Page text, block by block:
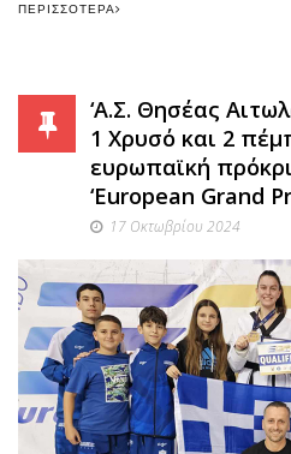
ΠΕΡΙΣΣΌΤΕΡΑ
‘Α.Σ. Θησέας
1 Χρυσό και 2
ευρωπαϊκή
‘European Grand
17 Οκτωβρίου 2024